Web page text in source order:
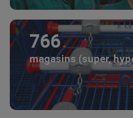
766
magasins (super,